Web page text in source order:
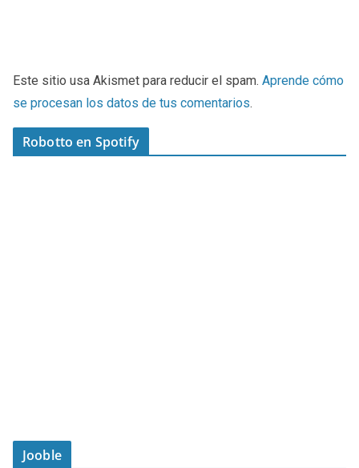
Este sitio usa Akismet para reducir el spam. Aprende cómo
se procesan los datos de tus comentarios.
Robotto en Spotify
Jooble